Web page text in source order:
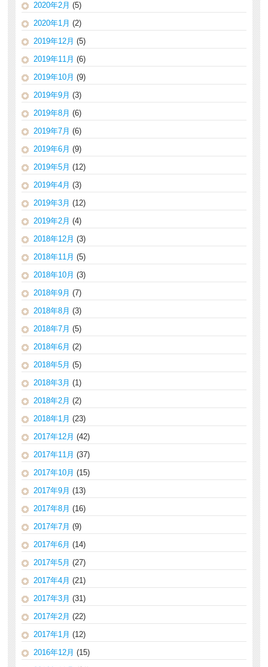
2020年2月 (5)
2020年1月 (2)
2019年12月 (5)
2019年11月 (6)
2019年10月 (9)
2019年9月 (3)
2019年8月 (6)
2019年7月 (6)
2019年6月 (9)
2019年5月 (12)
2019年4月 (3)
2019年3月 (12)
2019年2月 (4)
2018年12月 (3)
2018年11月 (5)
2018年10月 (3)
2018年9月 (7)
2018年8月 (3)
2018年7月 (5)
2018年6月 (2)
2018年5月 (5)
2018年3月 (1)
2018年2月 (2)
2018年1月 (23)
2017年12月 (42)
2017年11月 (37)
2017年10月 (15)
2017年9月 (13)
2017年8月 (16)
2017年7月 (9)
2017年6月 (14)
2017年5月 (27)
2017年4月 (21)
2017年3月 (31)
2017年2月 (22)
2017年1月 (12)
2016年12月 (15)